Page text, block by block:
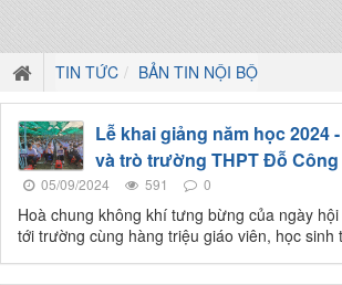
TIN TỨC BẢN TIN NỘI BỘ
Lễ khai giảng năm học 2024
và trò trường THPT Đỗ
05/09/2024 591 0
Hoà chung không khí tưng bừng của ngày
tới trường cùng hàng triệu giáo viên, học sinh